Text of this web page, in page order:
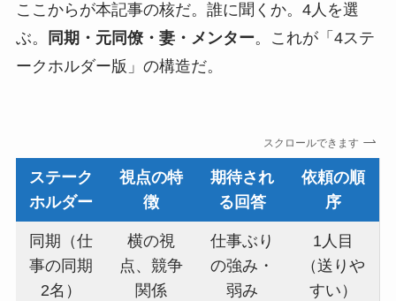
ここからが本記事の核だ。誰に聞くか。4人を選
ぶ。
同期・元同僚・妻・メンター。これが「4ステ
ークホルダー版」の構造だ。
スクロールできます
ステーク
ホルダー
視点の特
徴
期待され
る回答
依頼の順
序
同期（仕
事の同期
2名）
横の視
点、競争
関係
仕事ぶり
の強み・
弱み
1人目
（送りや
すい）